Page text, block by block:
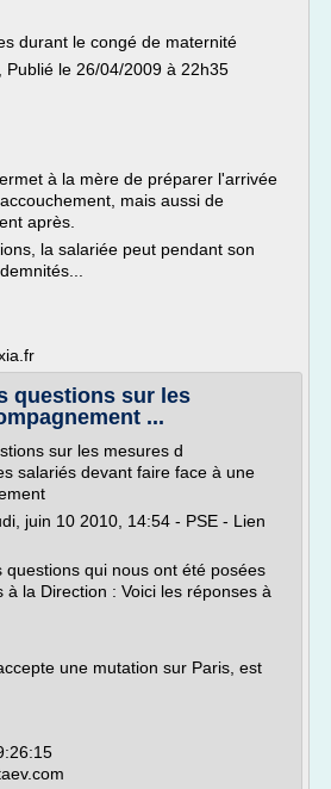
durant le congé de maternité
Publié le 26/04/2009 à 22h35
à la mère de préparer l'arrivée
mais aussi de
après.
la salariée peut pendant son
questions sur les
...
sur les mesures d
salariés devant faire face à une
juin 10 2010, 14:54 - PSE - Lien
questions qui nous ont été posées
la Direction : Voici les réponses à
une mutation sur Paris, est